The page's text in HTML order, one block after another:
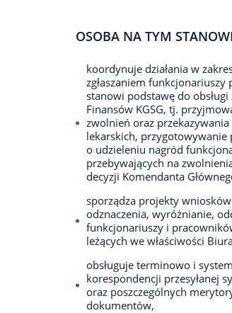
OSOBA NA TYM
koordynuje działania w
zgłaszaniem
stanowi podstawę do
Finansów KGSG, tj.
zwolnień oraz
lekarskich, przygotowywanie
o udzieleniu nagród
przebywających na
decyzji Komendanta
sporządza projekty
odznaczenia, wyróżnianie,
funkcjonariuszy i
leżących we właściwości
obsługuje terminowo i
korespondencji przesyłanej
oraz poszczególnych
dokumentów,